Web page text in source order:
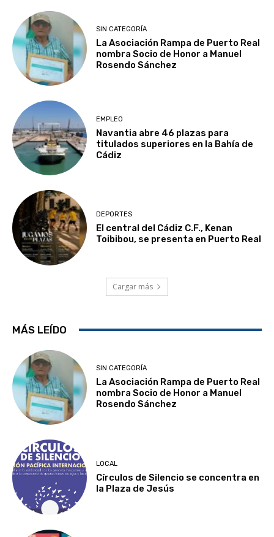
SIN CATEGORÍA
La Asociación Rampa de Puerto Real
nombra Socio de Honor a Manuel
Rosendo Sánchez
EMPLEO
Navantia abre 46 plazas para
titulados superiores en la Bahía de
Cádiz
DEPORTES
El central del Cádiz C.F., Kenan
Toibibou, se presenta en Puerto Real
Cargar más
MÁS LEÍDO
SIN CATEGORÍA
La Asociación Rampa de Puerto Real
nombra Socio de Honor a Manuel
Rosendo Sánchez
LOCAL
Círculos de Silencio se concentra en
la Plaza de Jesús